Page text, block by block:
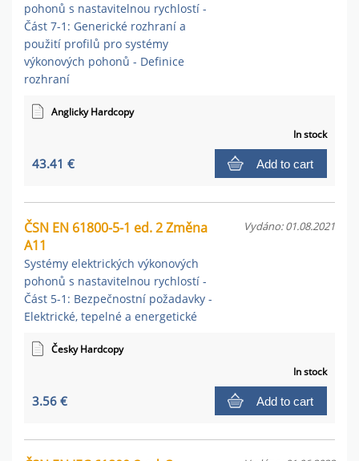
pohonů s nastavitelnou rychlostí -
Část 7-1: Generické rozhraní a
použití profilů pro systémy
výkonových pohonů - Definice
rozhraní
Anglicky Hardcopy
In stock
43.41 € Add to cart
ČSN EN 61800-5-1 ed. 2 Změna
A11
Systémy elektrických výkonových
pohonů s nastavitelnou rychlostí -
Část 5-1: Bezpečnostní požadavky -
Elektrické, tepelné a energetické
Vydáno: 01.08.2021
Česky Hardcopy
In stock
3.56 € Add to cart